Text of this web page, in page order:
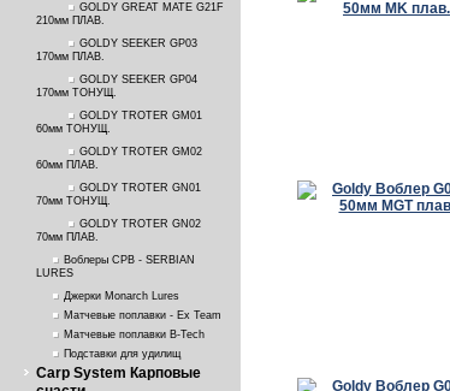
GOLDY GREAT MATE G21F
210мм ПЛАВ.
GOLDY SEEKER GP03
170мм ПЛАВ.
GOLDY SEEKER GP04
170мм ТОНУЩ.
GOLDY TROTER GM01
60мм ТОНУЩ.
GOLDY TROTER GM02
60мм ПЛАВ.
GOLDY TROTER GN01
70мм ТОНУЩ.
GOLDY TROTER GN02
70мм ПЛАВ.
Воблеры СРВ - SERBIAN
LURES
Джерки Monarch Lures
Матчевые поплавки - Ex Team
Матчевые поплавки B-Tech
Подставки для удилищ
Carp System Карповые